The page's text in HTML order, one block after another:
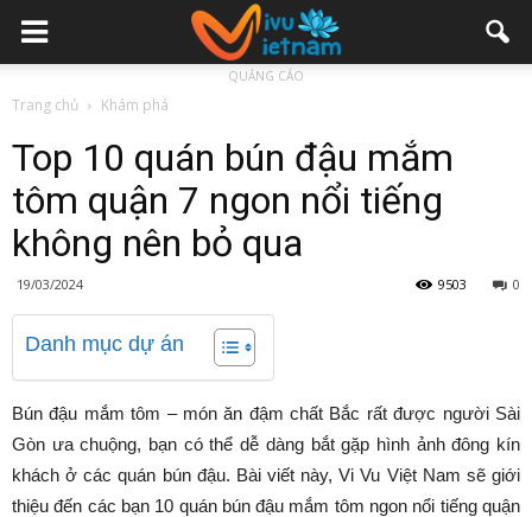
QUẢNG CÁO
Trang chủ Khám phá
Top 10 quán bún đậu mắm
tôm quận 7 ngon nổi tiếng
không nên bỏ qua
19/03/2024 0
9503
Danh mục dự án
Bún đậu mắm tôm – món ăn đậm chất Bắc rất được người Sài
Gòn ưa chuộng, bạn có thể dễ dàng bắt gặp hình ảnh đông kín
khách ở các quán bún đậu. Bài viết này, Vi Vu Việt Nam sẽ giới
thiệu đến các bạn 10 quán bún đậu mắm tôm ngon nổi tiếng quận